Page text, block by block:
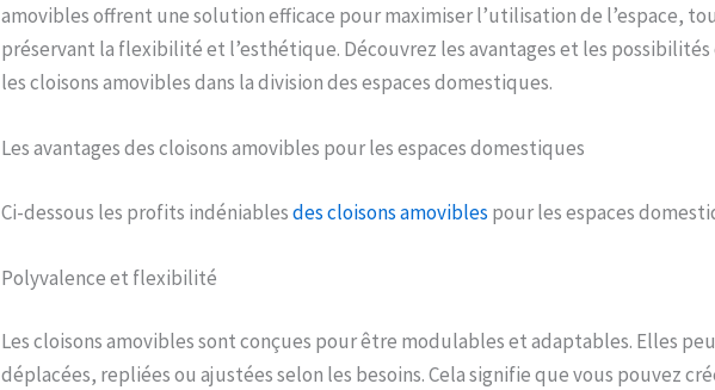
amovibles offrent une solution efficace pour maximiser l’utilisation de l’espace,
préservant la flexibilité et l’esthétique. Découvrez les avantages et les
les cloisons amovibles dans la division des espaces domestiques.
Les avantages des cloisons amovibles pour les espaces domestiques
Ci-dessous les profits indéniablesdes cloisons amovibles pour les espaces
Polyvalence et flexibilité
Les cloisons amovibles sont conçues pour être modulables et adaptables. Elles
déplacées, repliées ou ajustées selon les besoins. Cela signifie que vous pouvez